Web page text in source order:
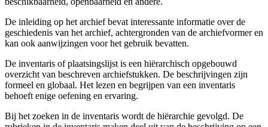
De inleiding op het archief bevat interessante informatie over de
geschiedenis van het archief, achtergronden van de archiefvormer en
kan ook aanwijzingen voor het gebruik bevatten.
De inventaris of plaatsingslijst is een hiërarchisch opgebouwd
overzicht van beschreven archiefstukken. De beschrijvingen zijn
formeel en globaal. Het lezen en begrijpen van een inventaris
behoeft enige oefening en ervaring.
Bij het zoeken in de inventaris wordt de hiërarchie gevolgd. De